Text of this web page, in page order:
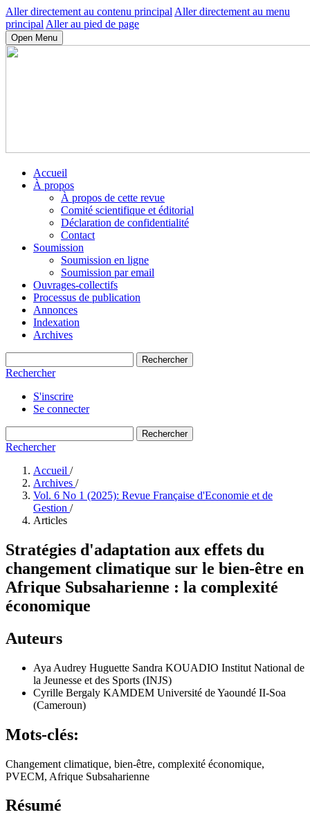
Aller directement au contenu principal Aller directement au menu
principal Aller au pied de page
Open Menu
Accueil
À propos
À propos de cette revue
Comité scientifique et éditorial
Déclaration de confidentialité
Contact
Soumission
Soumission en ligne
Soumission par email
Ouvrages-collectifs
Processus de publication
Annonces
Indexation
Archives
Rechercher
Rechercher
S'inscrire
Se connecter
Rechercher
Rechercher
Accueil /
Archives /
Vol. 6 No 1 (2025): Revue Française d'Economie et de
Gestion /
Articles
Stratégies d'adaptation aux effets du
changement climatique sur le bien-être en
Afrique Subsaharienne : la complexité
économique
Auteurs
Aya Audrey Huguette Sandra KOUADIO Institut National de
la Jeunesse et des Sports (INJS)
Cyrille Bergaly KAMDEM Université de Yaoundé II-Soa
(Cameroun)
Mots-clés:
Changement climatique, bien-être, complexité économique,
PVECM, Afrique Subsaharienne
Résumé